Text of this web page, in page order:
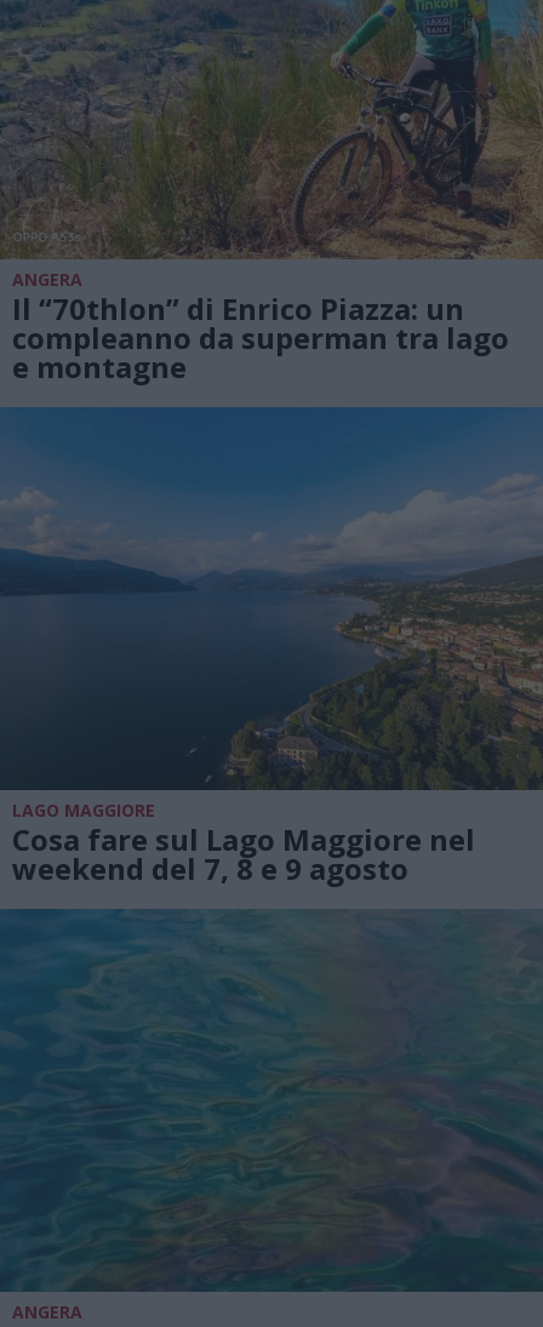
ANGERA
Il “70thlon” di Enrico Piazza: un
compleanno da superman tra lago
e montagne
LAGO MAGGIORE
Cosa fare sul Lago Maggiore nel
weekend del 7, 8 e 9 agosto
ANGERA